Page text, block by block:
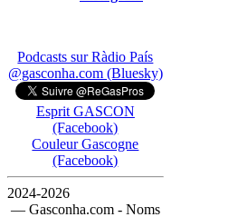
Podcasts sur Ràdio País
@gasconha.com (Bluesky)
Esprit GASCON
(Facebook)
Couleur Gascogne
(Facebook)
2024-2026
— Gasconha.com - Noms